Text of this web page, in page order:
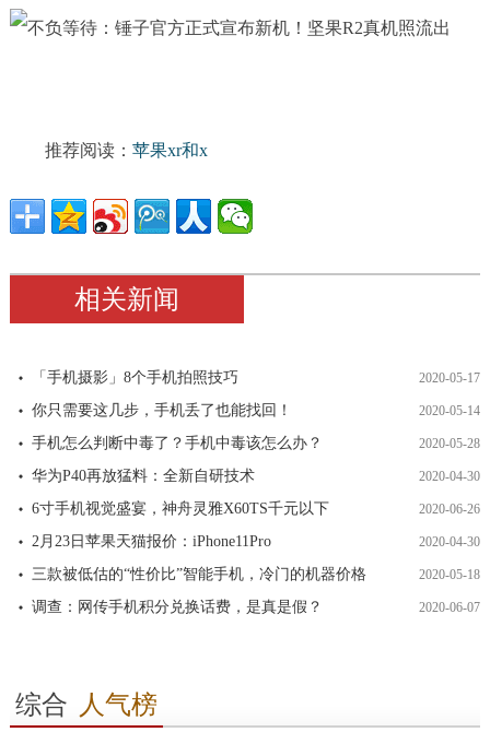
推荐阅读： 苹果xr和x
相关新闻
「手机摄影」8个手机拍照技巧 2020-05-17
你只需要这几步，手机丢了也能找回！ 2020-05-14
手机怎么判断中毒了？手机中毒该怎么办？ 2020-05-28
华为P40再放猛料：全新自研技术 2020-04-30
6寸手机视觉盛宴，神舟灵雅X60TS千元以下 2020-06-26
2月23日苹果天猫报价：iPhone11Pro 2020-04-30
三款被低估的“性价比”智能手机，冷门的机器价格 2020-05-18
调查：网传手机积分兑换话费，是真是假？ 2020-06-07
综合 人气榜